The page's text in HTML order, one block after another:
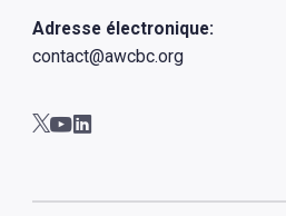
Adresse électronique:
contact@awcbc.org
Aller à AWCBC / ACATC twitter in new tab
Aller à AWCBC / ACATC youtube in new tab
Aller à AWCBC / ACATC linkedin in